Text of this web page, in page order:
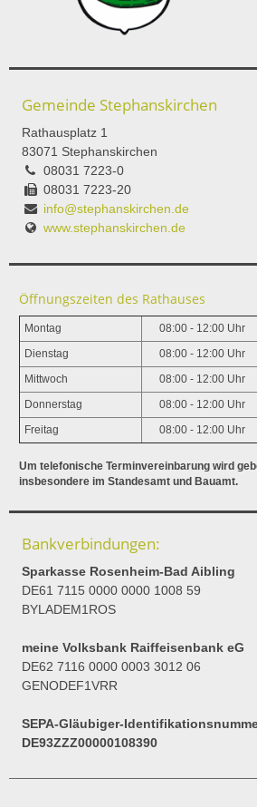
Gemeinde Stephanskirchen
Rathausplatz 1
83071 Stephanskirchen
08031 7223-0
08031 7223-20
info@stephanskirchen.de
www.stephanskirchen.de
Öffnungszeiten des Rathauses
Montag 08:00 - 12:00 Uhr
Dienstag 08:00 - 12:00 Uhr
Mittwoch 08:00 - 12:00 Uhr
Donnerstag 08:00 - 12:00 Uhr
Freitag 08:00 - 12:00 Uhr
Um telefonische Terminvereinbarung wird
insbesondere im Standesamt und Bauamt.
Bankverbindungen:
Sparkasse Rosenheim-Bad Aibling
DE61 7115 0000 0000 1008 59
BYLADEM1ROS
meine Volksbank Raiffeisenbank eG
DE62 7116 0000 0003 3012 06
GENODEF1VRR
SEPA-Gläubiger-
DE93ZZZ00000108390